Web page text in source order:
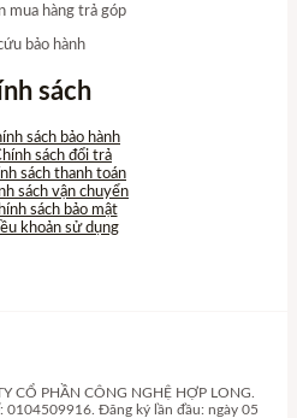
mua hàng trả góp
bảo hành
sách
sách bảo hành
sách đổi trả
sách thanh toán
sách vận chuyển
sách bảo mật
khoản sử dụng
CỔ PHẦN CÔNG NGHỆ HỢP LONG.
0104509916. Đăng ký lần đầu: ngày 05